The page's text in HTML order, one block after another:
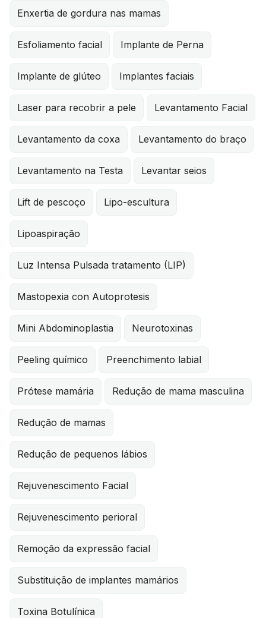
Enxertia de gordura nas mamas
Esfoliamento facial Implante de Perna
Implante de glúteo Implantes faciais
Laser para recobrir a pele Levantamento Facial
Levantamento da coxa Levantamento do braço
Levantamento na Testa Levantar seios
Lift de pescoço Lipo-escultura
Lipoaspiração
Luz Intensa Pulsada tratamento (LIP)
Mastopexia con Autoprotesis
Mini Abdominoplastia Neurotoxinas
Peeling químico Preenchimento labial
Prótese mamária Redução de mama masculina
Redução de mamas
Redução de pequenos lábios
Rejuvenescimento Facial
Rejuvenescimento perioral
Remoção da expressão facial
Substituição de implantes mamários
Toxina Botulínica